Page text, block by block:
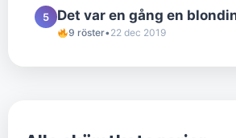
5 Det var en gång en
9 röster•22 dec 2019